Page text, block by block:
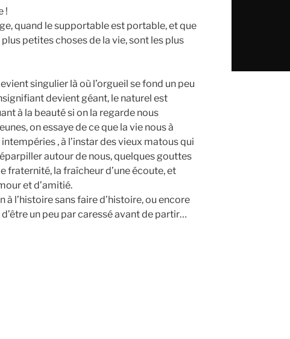
!
quand le supportable est portable, et que
petites choses de la vie, sont les plus
singulier là où l’orgueil se fond un peu
devient géant, le naturel est
à la beauté si on la regarde nous
on essaye de ce que la vie nous à
, à l’instar des vieux matous qui
autour de nous, quelques gouttes
fraternité, la fraîcheur d’une écoute, et
et d’amitié.
à l’histoire sans faire d’histoire, ou encore
un peu par caressé avant de partir…